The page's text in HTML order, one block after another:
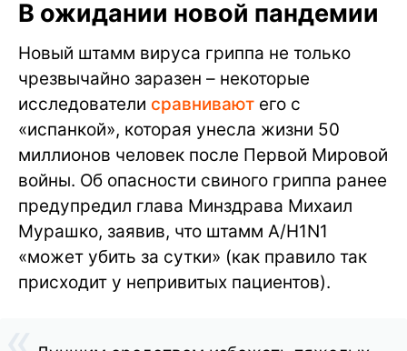
В ожидании новой пандемии
Новый штамм вируса гриппа не только
чрезвычайно заразен – некоторые
исследователи сравнивают его с
«испанкой», которая унесла жизни 50
миллионов человек после Первой Мировой
войны. Об опасности свиного гриппа ранее
предупредил глава Минздрава Михаил
Мурашко, заявив, что штамм А/H1N1
«может убить за сутки» (как правило так
присходит у непривитых пациентов).